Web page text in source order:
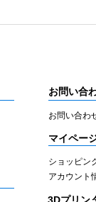
お問い合
お問い合わ
マイペー
ショッピン
アカウント